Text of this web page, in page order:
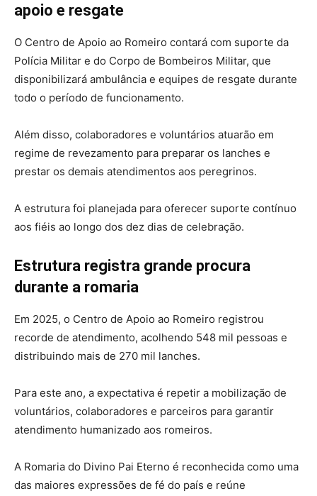
apoio e resgate
O Centro de Apoio ao Romeiro contará com suporte da
Polícia Militar e do Corpo de Bombeiros Militar, que
disponibilizará ambulância e equipes de resgate durante
todo o período de funcionamento.
Além disso, colaboradores e voluntários atuarão em
regime de revezamento para preparar os lanches e
prestar os demais atendimentos aos peregrinos.
A estrutura foi planejada para oferecer suporte contínuo
aos fiéis ao longo dos dez dias de celebração.
Estrutura registra grande procura
durante a romaria
Em 2025, o Centro de Apoio ao Romeiro registrou
recorde de atendimento, acolhendo 548 mil pessoas e
distribuindo mais de 270 mil lanches.
Para este ano, a expectativa é repetir a mobilização de
voluntários, colaboradores e parceiros para garantir
atendimento humanizado aos romeiros.
A Romaria do Divino Pai Eterno é reconhecida como uma
das maiores expressões de fé do país e reúne